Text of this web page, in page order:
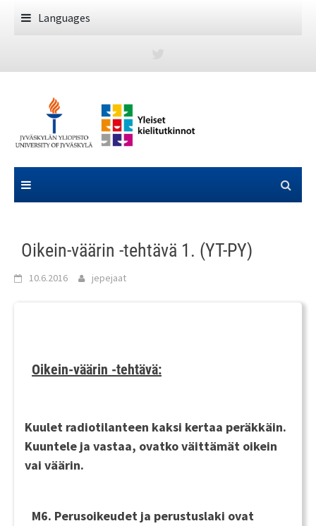
Languages
Oikein-väärin -tehtävä 1. (YT-PY)
10.6.2016 jepejaat
Oikein-väärin -tehtävä:
Kuulet radiotilanteen kaksi kertaa peräkkäin.
Kuuntele ja vastaa, ovatko väittämät oikein
vai väärin.
M6. Perusoikeudet ja perustuslaki ovat